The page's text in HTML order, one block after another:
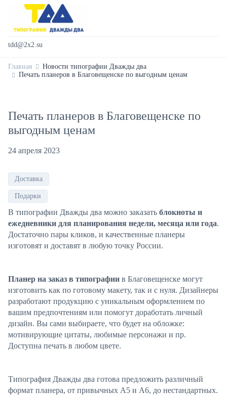
tdd@2x2.su
Главная
Новости типографии Дважды два
Печать планеров в Благовещенске по выгодным ценам
Печать планеров в Благовещенске по
выгодным ценам
24 апреля 2023
Доставка
Подарки
В типографии Дважды два можно заказать блокноты и
ежедневники для планирования недели, месяца или года.
Достаточно пары кликов, и качественные планеры
изготовят и доставят в любую точку России.
Планер на заказ в типографии в Благовещенске могут
изготовить как по готовому макету, так и с нуля. Дизайнеры
разработают продукцию с уникальным оформлением по
вашим предпочтениям или помогут доработать личный
дизайн. Вы сами выбираете, что будет на обложке:
мотивирующие цитаты, любимые персонажи и пр.
Доступна печать в любом цвете.
Типография Дважды два готова предложить различный
формат планера, от привычных А5 и А6, до нестандартных.